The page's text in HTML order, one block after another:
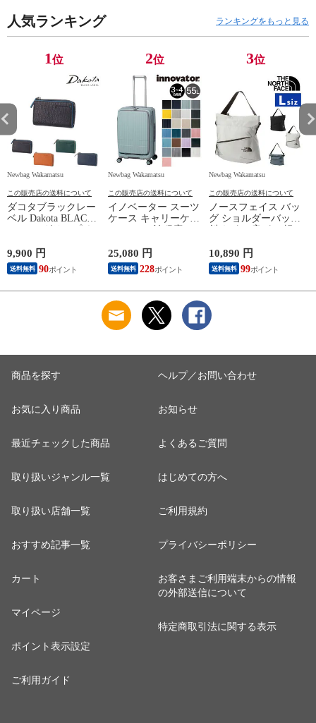
ギフト ラッピング可
nm82508so
人気ランキング ランキングをもっと見る
1位
Newbag Wakamatsu
この販売店の送料について
ダコタブラックレー
ベル Dakota BLACK
LABEL グリップ キ
620124(620114) メン
ズ レディース オレ
ンジ グリーン ブラ
9,900 円
送料無料 90
2位
Newbag Wakamatsu
この販売店の送料について
イノベーター スーツ
ケース キャリーケー
ス 55L 3-4泊程度
ンズ レディース 送
料無料 誕生日プレゼ
ント 【正規代理店】
25,080 円
送料無料 228
3位
Newbag Wakamatsu
この販売店の送料について
ノースフェイス バッ
グ ショルダーバッグ
斜めがけ 肩がけ 軽
NORTH FACE ピレネ
ーショルダーL 8L B5
NM82508 メンズ レ
ギフト ラッピング可
能【正規代理店】 2.
10,890 円
送料無料 99
商品を探す
お気に入り商品
最近チェックした商品
取り扱いジャンル一覧
取り扱い店舗一覧
おすすめ記事一覧
カート
マイページ
ポイント表示設定
ご利用ガイド
ヘルプ／お問い合わせ
お知らせ
よくあるご質問
はじめての方へ
ご利用規約
プライバシーポリシー
お客さまご利用端末からの情報
の外部送信について
特定商取引法に関する表示